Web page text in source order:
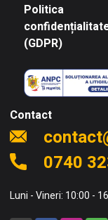
Politica
(GDPR)
Contact
0740
Luni - Vineri: 10:00 -